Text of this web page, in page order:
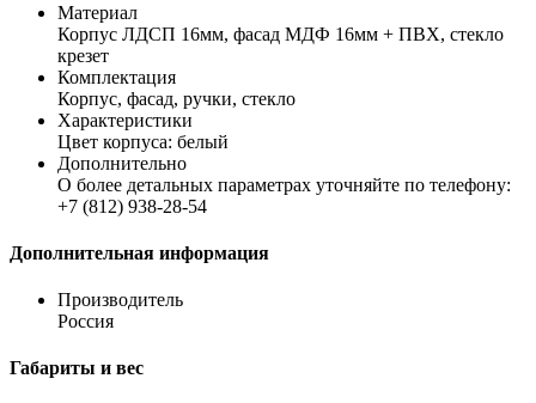
Материал
Корпус ЛДСП 16мм, фасад МДФ 16мм + ПВХ, стекло
крезет
Комплектация
Корпус, фасад, ручки, стекло
Характеристики
Цвет корпуса: белый
Дополнительно
О более детальных параметрах уточняйте по телефону:
+7 (812) 938-28-54
Дополнительная информация
Производитель
Россия
Габариты и вес